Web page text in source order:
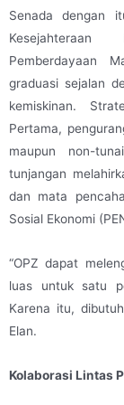
Senada dengan
Kesejahteraan
Pemberdayaan
graduasi sejalan
kemiskinan.
Pertama,
maupun non-
tunjangan
dan mata
Sosial Ekonomi
“OPZ dapat
luas untuk satu
Karena itu,
Elan.
Kolaborasi Lintas